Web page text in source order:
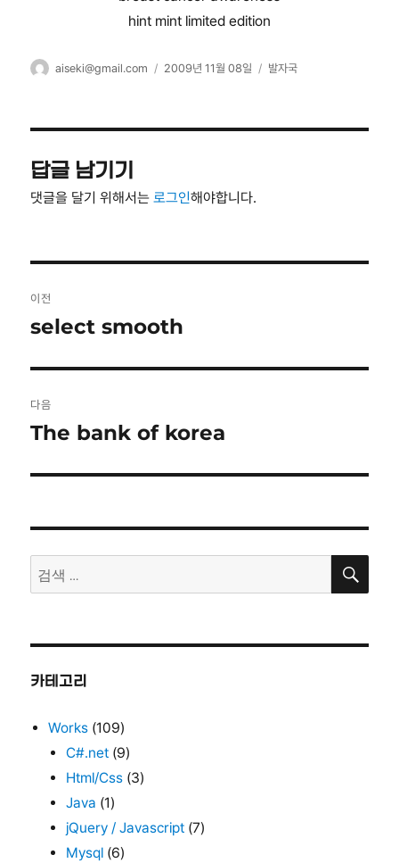
hint mint limited edition
글
aiseki@gmail.com
작
2009년 11월 08일
카
발자국
답글 남기기
댓글을 달기 위해서는로그인해야합니다.
탐
이전
이
글:
select smooth
다음
다
글:
The bank of korea
검
색:
검
카테고리
Works (109)
C#.net (9)
Html/Css (3)
Java (1)
jQuery / Javascript (7)
Mysql (6)